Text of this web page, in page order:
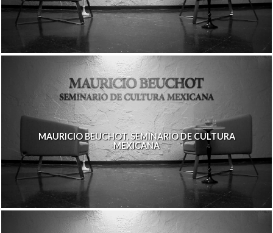
MAURICIO BEUCHOT. SEMINARIO DE CULTURA
MEXICANA